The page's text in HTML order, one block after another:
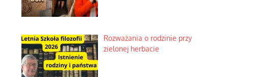
Rozważania o rodzinie przy
zielonej herbacie